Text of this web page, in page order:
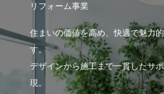
リフォーム事業
住まいの価値を高め、快適で魅力
す。
デザインから施工まで一貫したサ
現。